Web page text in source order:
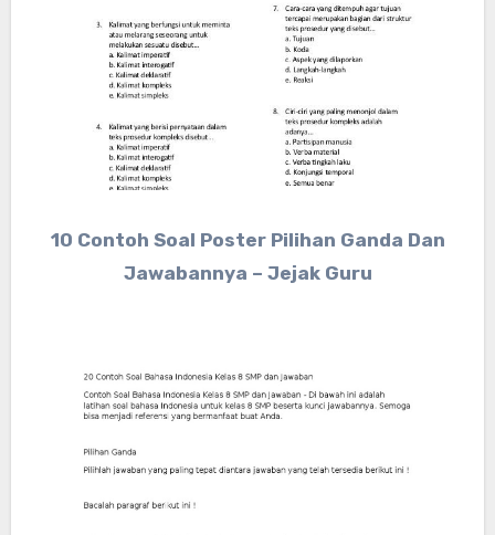
10 Contoh Soal Poster Pilihan Ganda Dan
Jawabannya – Jejak Guru